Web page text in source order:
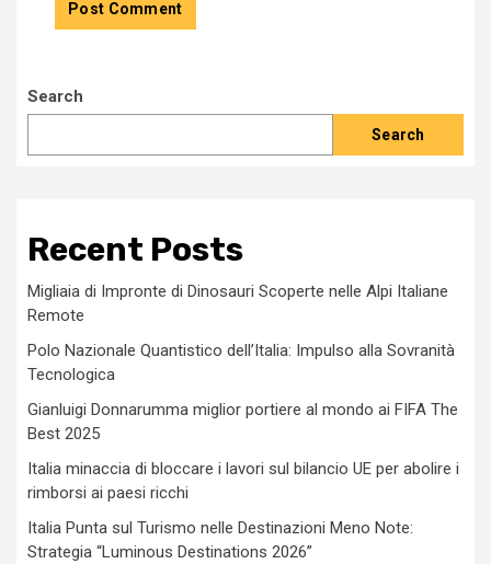
Search
Search
Recent Posts
Migliaia di Impronte di Dinosauri Scoperte nelle Alpi Italiane
Remote
Polo Nazionale Quantistico dell’Italia: Impulso alla Sovranità
Tecnologica
Gianluigi Donnarumma miglior portiere al mondo ai FIFA The
Best 2025
Italia minaccia di bloccare i lavori sul bilancio UE per abolire i
rimborsi ai paesi ricchi
Italia Punta sul Turismo nelle Destinazioni Meno Note:
Strategia “Luminous Destinations 2026”